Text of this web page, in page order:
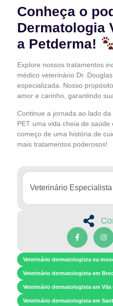
Conheça o
Dermatologia
a Petderma!
Explore nossos tratamentos
médico veterinário Dr.
especializada. Nosso
amor e carinho, garantindo
Continue a jornada ao lado da
PET uma vida cheia de
começo de uma história de
mais tratamentos poderosos!
Veterinário dermatologista na
Veterinário dermatologista em
Veterinário dermatologista em Vila
Veterinário dermatologista em